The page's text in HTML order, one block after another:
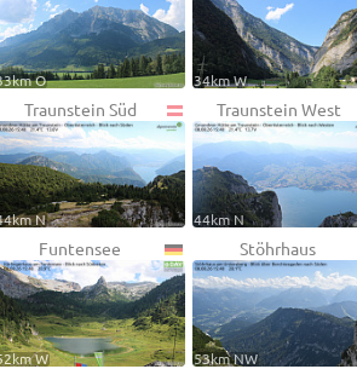
O 34km W
Traunstein Süd
N
Traunstein West
44km N
Funtensee
W
Stöhrhaus
53km NW